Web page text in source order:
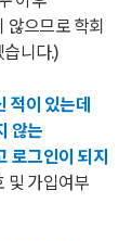
않으므로 학회
니다.)
적이 있는데
않는
로그인이 되지
및 가입여부